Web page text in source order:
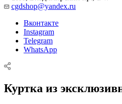
cgdshop@yandex.ru
Вконтакте
Instagram
Telegram
WhatsApp
Куртка из